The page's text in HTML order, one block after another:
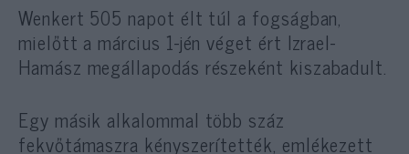
Wenkert 505 napot élt túl a fogságban,
mielőtt a március 1-jén véget ért Izrael-
Hamász megállapodás részeként kiszabadult.
Egy másik alkalommal több száz
fekvőtámaszra kényszerítették, emlékezett